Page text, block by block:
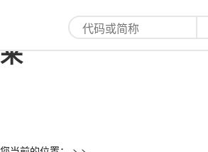
4438x互联网时代
来